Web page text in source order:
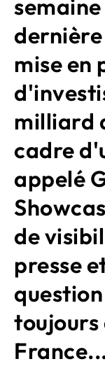
semaine
mise en
milliard
cadre
appelé
de
presse
toujours